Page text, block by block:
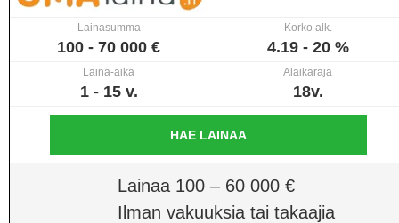
Lainasumma
100 - 70 000 €
Korko alk.
4.19 - 20 %
Laina-aika
1 - 15 v.
Alaikäraja
18v.
HAE LAINAA
Lainaa 100 – 60 000 €
Ilman vakuuksia tai takaajia